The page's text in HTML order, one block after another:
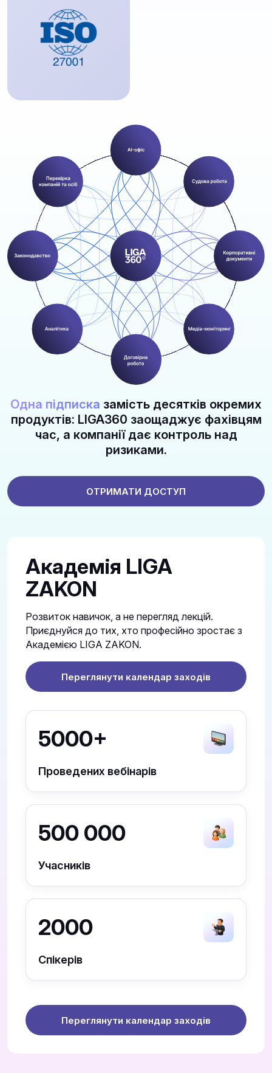
Одна підписка замість десятків окремих
продуктів: LIGA360 заощаджує фахівцям
час, а компанії дає контроль над
ризиками.
ОТРИМАТИ ДОСТУП
Академія LIGA
ZAKON
Розвиток навичок, а не перегляд лекцій.
Приєднуйся до тих, хто професійно зростає з
Академією LIGA ZAKON.
Переглянути календар заходів
5000+
Проведених вебінарів
500 000
Учасників
2000
Спікерів
Переглянути календар заходів